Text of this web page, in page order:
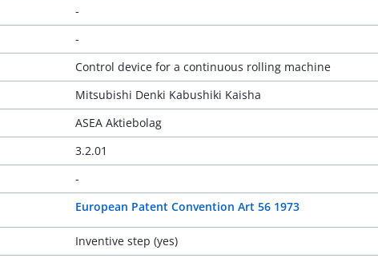
-
-
Control device for a continuous rolling machine
Mitsubishi Denki Kabushiki Kaisha
ASEA Aktiebolag
3.2.01
-
European Patent Convention Art 56 1973
Inventive step (yes)